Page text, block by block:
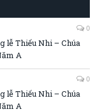
0
lễ Thiếu Nhi – Chúa
A
0
lễ Thiếu Nhi – Chúa
A